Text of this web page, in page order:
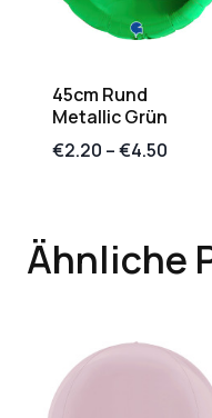
45cm Rund
Metallic Grün
€2.20 –€4.50
Ähnliche